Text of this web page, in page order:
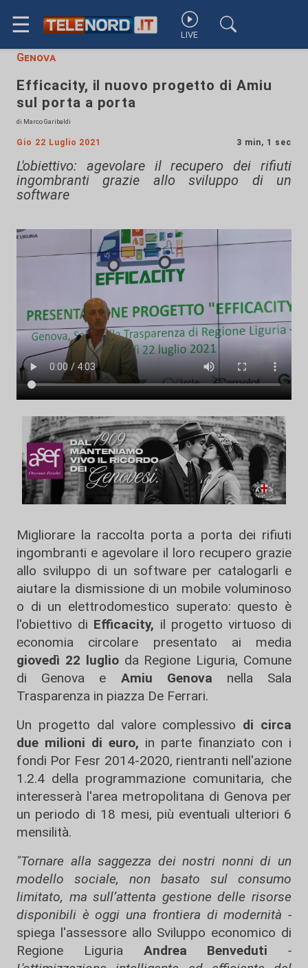
☰ LIVE
Genova
Efficacity, il nuovo progetto di Amiu
sul porta a porta
di Marco Garibaldi
Gio 22 Luglio 2021 3 min, 1 sec
L'obiettivo: agevolare il recupero dei rifiuti
ingombranti grazie allo sviluppo di un
software
Migliorare la raccolta porta a porta dei rifiuti
ingombranti e agevolare il loro recupero grazie
allo sviluppo di un software per catalogarli e
aiutare la dismissione di un mobile voluminoso
o di un elettrodomestico superato: questo è
l'obiettivo di Efficacity, il progetto virtuoso di
economia circolare presentato ai media
giovedì 22 luglioda Regione Liguria, Comune
di Genova e Amiu Genova nella Sala
Trasparenza in piazza De Ferrari.
Un progetto dal valore complessivo di circa
due milioni di euro, in parte finanziato con i
fondi Por Fesr 2014-2020, rientranti nell'azione
1.2.4 della programmazione comunitaria, che
interesserà l'area metropolitana di Genova per
un periodo di 18 mesi, più eventuali ulteriori 6
mensilità.
"Tornare alla saggezza dei nostri nonni di un
modello sociale, non basato sul consumo
limitato, ma sull’attenta gestione delle risorse
disponibili è oggi una frontiera di modernità -
spiega l'assessore allo Sviluppo economico di
Regione Liguria Andrea Benveduti
-